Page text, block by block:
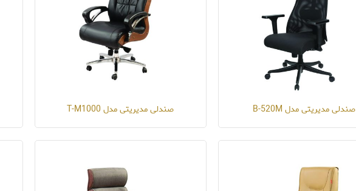
صندلی مدیریتی مدل B-520M صندلی مدیریتی مدل T-M1000